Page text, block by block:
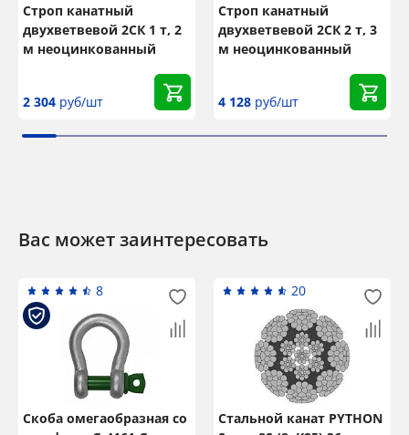
Строп канатный
двухветвевой 2СК 1 т, 2
м неоцинкованный
2 304 руб/шт
Строп канатный
двухветвевой 2СК 2 т, 3
м неоцинкованный
4 128 руб/шт
Вас может заинтересовать
8
Скоба омегаобразная со
20
Стальной канат PYTHON